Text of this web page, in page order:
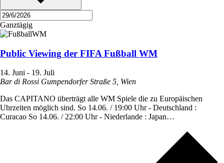
Ganztägig
Public Viewing der FIFA Fußball WM
14. Juni - 19. Juli
Bar di Rossi Gumpendorfer Straße 5, Wien
Das CAPITANO überträgt alle WM Spiele die zu Europäischen
Uhrzeiten möglich sind. So 14.06. / 19:00 Uhr - Deutschland :
Curacao So 14.06. / 22:00 Uhr - Niederlande : Japan…